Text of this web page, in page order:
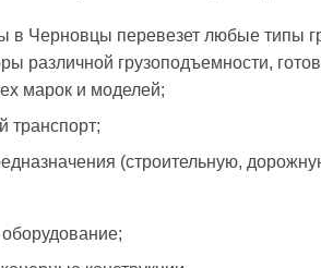
в Черновцы перевезет любые типы
различной грузоподъемности,
марок и моделей;
транспорт;
(строительную,